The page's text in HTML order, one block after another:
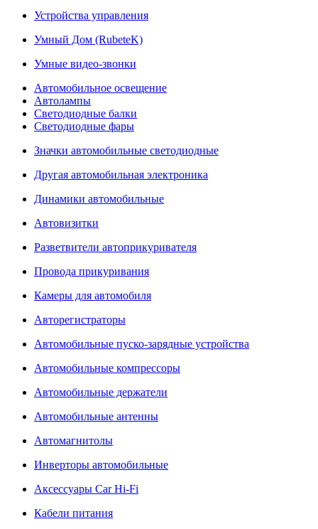
Устройства управления
Умный Дом (RubeteK)
Умные видео-звонки
Автомобильное освещение
Автолампы
Светодиодные балки
Светодиодные фары
Значки автомобильные светодиодные
Другая автомобильная электроника
Динамики автомобильные
Автовизитки
Разветвители автоприкуривателя
Провода прикуривания
Камеры для автомобиля
Авторегистраторы
Автомобильные пуско-зарядные устройства
Автомобильные компрессоры
Автомобильные держатели
Автомобильные антенны
Автомагнитолы
Инверторы автомобильные
Аксессуары Car Hi-Fi
Кабели питания